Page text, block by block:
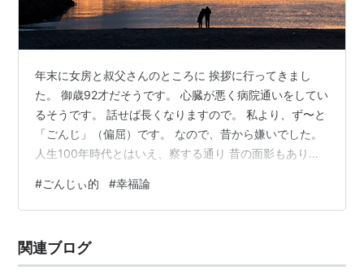
年末に女房と叔父さんのところに 挨拶に行ってきまし
た。 御歳92才だそうです。 心臓が悪く病院通いをしてい
るそうです。 話せば長くなりますので。 私より、ず〜と
「ごんじ」（偏屈）です。 なので、昔から嫌いでした。
人生100年時代とはいえ、察する通り 昔の面影もありま
た、核家族化も進み「今年は、子どもと孫は来ない」と
言っていました。 でも、老夫婦二人きりでデイケアにも
せられているようです。 そんな叔父を見ていて、ふと思
ったことがあります。 私個人としては、動けるうちは、
#ごんじぃ的 #幸福論
関連ブログ